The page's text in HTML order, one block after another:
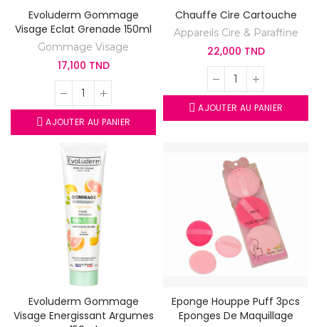
Evoluderm Gommage
Visage Eclat Grenade 150ml
Gommage Visage
17,100 TND
AJOUTER AU PANIER
Chauffe Cire Cartouche
Appareils Cire & Paraffine
22,000 TND
AJOUTER AU PANIER
Evoluderm Gommage
Visage Energissant Argumes
Eponge Houppe Puff 3pcs
Eponges De Maquillage